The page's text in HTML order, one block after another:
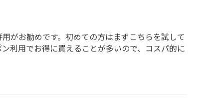
がお勧めです。初めての方はまずこちらを試して
利用でお得に買えることが多いので、コスパ的に